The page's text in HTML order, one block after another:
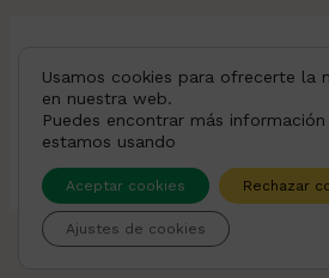
DEJAR UN COMENTARIO
Lo siento, debes estar
un comentario.
Usamos cookies para ofrecerte la
en nuestra web.
Puedes encontrar más
estamos usando
Aceptar cookies Rechazar
Ajustes de cookies